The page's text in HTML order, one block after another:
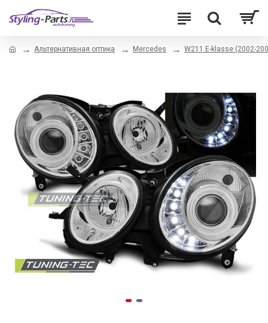
Альтернативная оптика Mercedes W211 E-klasse (2002-